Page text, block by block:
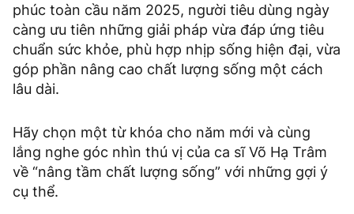
phúc toàn cầu năm 2025, người tiêu dùng ngày
càng ưu tiên những giải pháp vừa đáp ứng tiêu
chuẩn sức khỏe, phù hợp nhịp sống hiện đại, vừa
góp phần nâng cao chất lượng sống một cách
lâu dài.
Hãy chọn một từ khóa cho năm mới và cùng
lắng nghe góc nhìn thú vị của ca sĩ Võ Hạ Trâm
về “nâng tầm chất lượng sống” với những gợi ý
cụ thể.